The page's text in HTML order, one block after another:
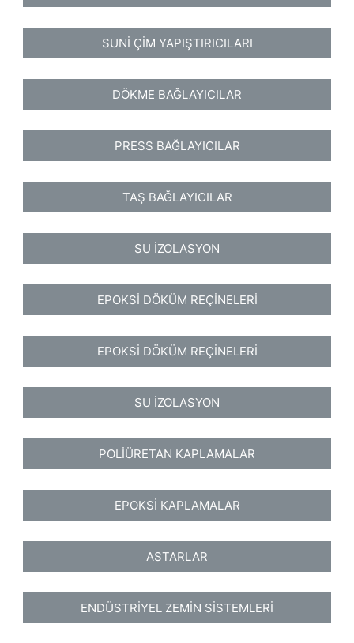
SUNİ ÇİM YAPIŞTIRICILARI
DÖKME BAĞLAYICILAR
PRESS BAĞLAYICILAR
TAŞ BAĞLAYICILAR
SU İZOLASYON
EPOKSİ DÖKÜM REÇİNELERİ
EPOKSİ DÖKÜM REÇİNELERİ
SU İZOLASYON
POLİÜRETAN KAPLAMALAR
EPOKSİ KAPLAMALAR
ASTARLAR
ENDÜSTRİYEL ZEMİN SİSTEMLERİ